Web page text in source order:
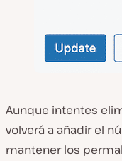
Aunque intentes
volverá a añadir el
mantener los